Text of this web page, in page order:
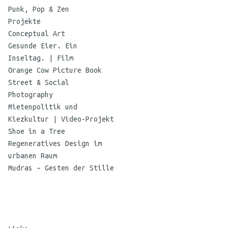
Punk, Pop & Zen
Projekte
Conceptual Art
Gesunde Eier. Ein
Inseltag. | Film
Orange Cow Picture Book
Street & Social
Photography
Mietenpolitik und
Kiezkultur | Video-Projekt
Shoe in a Tree
Regeneratives Design im
urbanen Raum
Mudras – Gesten der Stille